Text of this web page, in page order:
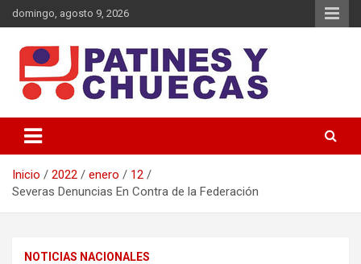
domingo, agosto 9, 2026
Patines y Chuecas
Inicio 2022 enero
12
Severas Denuncias En Contra de la Federación
NOTICIAS NACIONALES